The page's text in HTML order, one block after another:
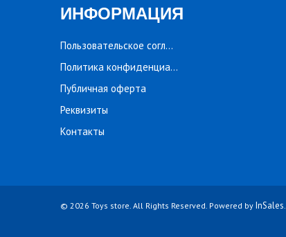
ИНФОРМАЦИЯ
Пользовательское соглашение
Политика конфиденциальности
Публичная оферта
Реквизиты
Контакты
© 2026 Toys store. All Rights Reserved. Powered by InSales.